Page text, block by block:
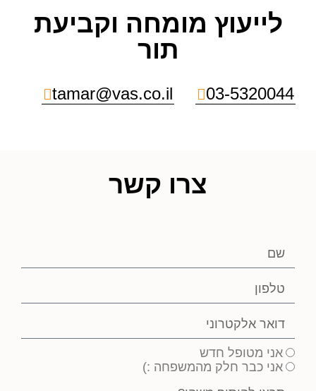
לייעוץ מומחה וקביעת
תור
03-5320044
tamar@vas.co.il
צרו קשר
אני מטופל חדש
אני כבר חלק מהמשפחה :)